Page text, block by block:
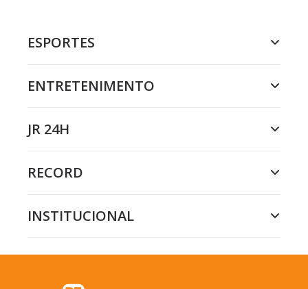
ESPORTES
ENTRETENIMENTO
JR 24H
RECORD
INSTITUCIONAL